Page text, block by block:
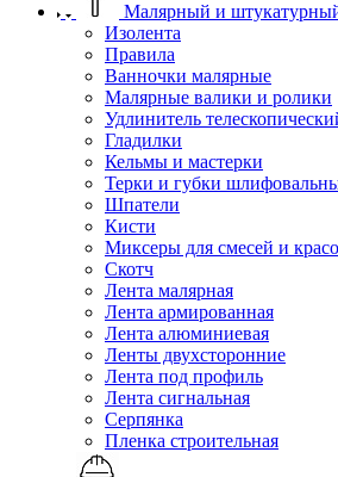
Малярный и
Изолента
Правила
Ванночки малярные
Малярные валики и ролики
Удлинитель
Гладилки
Кельмы и мастерки
Терки и губки
Шпатели
Кисти
Миксеры для смесей и
Скотч
Лента малярная
Лента армированная
Лента алюминиевая
Ленты двухсторонние
Лента под профиль
Лента сигнальная
Серпянка
Пленка строительная